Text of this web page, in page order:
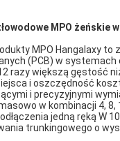
MPO żeńskie
MPO Hangalaxy to
(PCB) w
razy większą gęstość
i oszczędność
i precyzyjnymi
w kombinacji 4, 8,
jedną ręką W
trunkingowego o